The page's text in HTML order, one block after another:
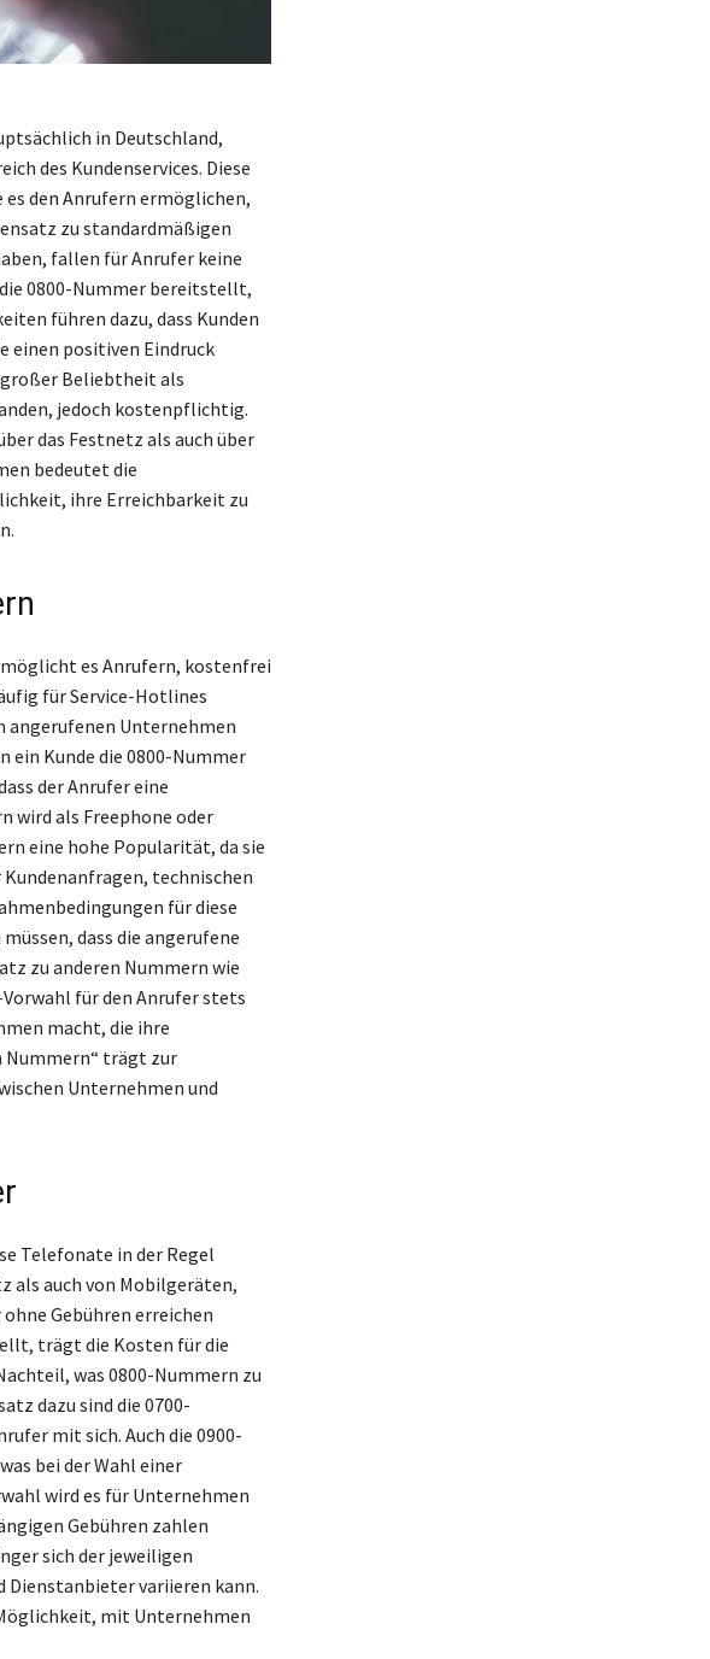
in Deutschland,
des Kundenservices. Diese
den Anrufern ermöglichen,
zu standardmäßigen
fallen für Anrufer keine
0800-Nummer bereitstellt,
führen dazu, dass Kunden
einen positiven Eindruck
Beliebtheit als
jedoch kostenpflichtig.
das Festnetz als auch über
bedeutet die
ihre Erreichbarkeit zu
es Anrufern, kostenfrei
für Service-Hotlines
angerufenen Unternehmen
ein Kunde die 0800-Nummer
der Anrufer eine
wird als Freephone oder
eine hohe Popularität, da sie
technischen
für diese
dass die angerufene
zu anderen Nummern wie
für den Anrufer stets
macht, die ihre
Nummern“ trägt zur
Unternehmen und
Telefonate in der Regel
als auch von Mobilgeräten,
Gebühren erreichen
trägt die Kosten für die
was 0800-Nummern zu
dazu sind die 0700-
mit sich. Auch die 0900-
bei der Wahl einer
wird es für Unternehmen
Gebühren zahlen
sich der jeweiligen
Dienstanbieter variieren kann.
mit Unternehmen